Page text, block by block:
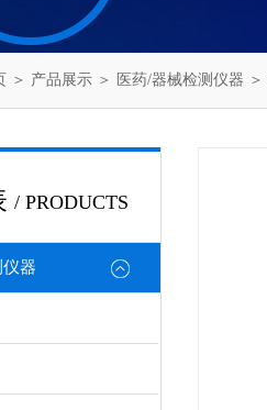
＞ 产品展示 ＞ 医药/器械检测仪器 ＞
/ PRODUCTS
仪器